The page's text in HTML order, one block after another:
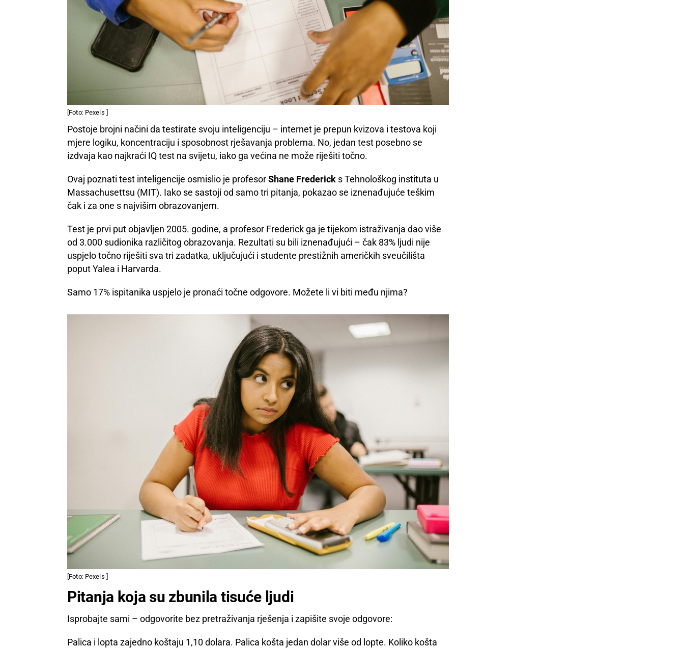
[Foto: Pexels ]
Postoje brojni načini da testirate svoju inteligenciju – internet je prepun kvizova i testova koji
mjere logiku, koncentraciju i sposobnost rješavanja problema. No, jedan test posebno se
izdvaja kao najkraći IQ test na svijetu, iako ga većina ne može riješiti točno.
Ovaj poznati test inteligencije osmislio je profesorShane Frederick s Tehnološkog instituta u
Massachusettsu (MIT). Iako se sastoji od samo tri pitanja, pokazao se iznenađujuće teškim
čak i za one s najvišim obrazovanjem.
Test je prvi put objavljen 2005. godine, a profesor Frederick ga je tijekom istraživanja dao više
od 3.000 sudionika različitog obrazovanja. Rezultati su bili iznenađujući – čak 83% ljudi nije
uspjelo točno riješiti sva tri zadatka, uključujući i studente prestižnih američkih sveučilišta
poput Yalea i Harvarda.
Samo 17% ispitanika uspjelo je pronaći točne odgovore. Možete li vi biti među njima?
[Foto: Pexels ]
Pitanja koja su zbunila tisuće ljudi
Isprobajte sami – odgovorite bez pretraživanja rješenja i zapišite svoje odgovore:
Palica i lopta zajedno koštaju 1,10 dolara. Palica košta jedan dolar više od lopte. Koliko košta